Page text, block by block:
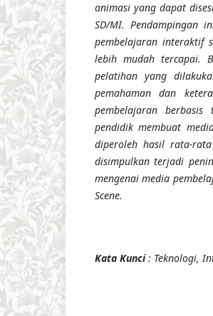
animasi yang dapat
SD/MI. Pendampingan
pembelajaran interaktif
lebih mudah tercapai.
pelatihan yang
pemahaman dan
pembelajaran berbasis
pendidik membuat
diperoleh hasil rata-
disimpulkan terjadi
mengenai media
Scene.
Kata Kunci: Teknologi,